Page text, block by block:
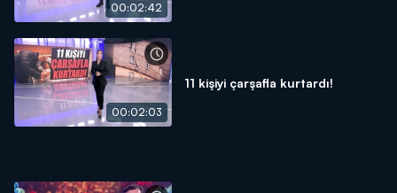
00:02:42
00:02:03
11 kişiyi çarşafla kurtardı!